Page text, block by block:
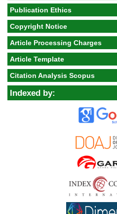
Publication Ethics
Copyright Notice
Article Processing Charges
Article Template
Citation Analysis Scopus
Indexed by: